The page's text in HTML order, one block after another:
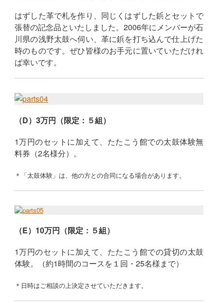
はずした革で札を作り、同じくはずした鋲とセットで
張替の記念品といたしました。2006年にメンバーが石
川県の浅野太鼓へ伺い、革に鋲を打ち込んで仕上げた
時のものです。ぜひ皆様のお手元に置いていただけれ
ば幸いです。
（D）3万円（限定：５組）
1万円のセットに加えて、たたこう館での太鼓体験無
料券（2名様分）。
＊「太鼓体験」は、他の方との合同になる場合があります。
（E）10万円（限定：５組）
1万円のセットに加えて、たたこう館での貸切の太鼓
体験。（約1時間のコースを１回・25名様まで）
＊日時はご相談の上決定させていただきます。